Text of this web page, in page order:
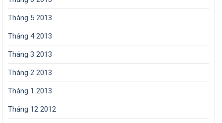
Tháng 5 2013
Tháng 4 2013
Tháng 3 2013
Tháng 2 2013
Tháng 1 2013
Tháng 12 2012